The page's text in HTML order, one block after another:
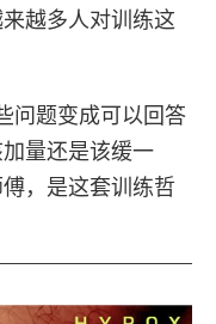
越多人对训练这
问题变成可以回答
量还是该缓一
，是这套训练哲